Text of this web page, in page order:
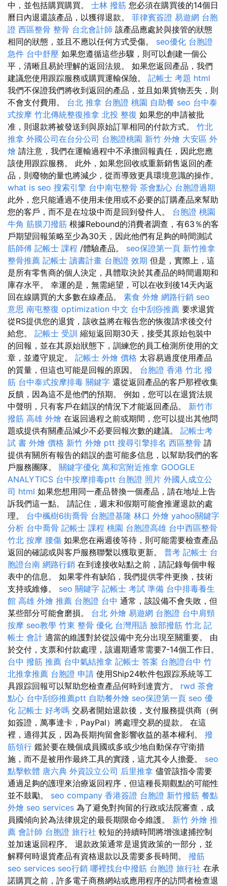
中，並包括購買購買。 士林 撥筋 您必須在購買後的14個日
曆日內退還該產品，以獲得退款。 菲律賓簽證 易遊網 台胞
證 西區整骨 整骨 台北會計師 該產品應處於與接管的狀態
相同的狀態，並且不應以任何方式受傷。 seo優化 台胞證
急件 台中舒壓 如果您遵循這些步驟，則可以創建一個公
平，清晰且易於理解的返回法規。 如果您返回產品，我們
建議您使用跟踪服務或購買運輸保險。 記帳士 考題 html
我們不保證我們將收到返回的產品，並且如果貨物丟失，則
不會支付費用。 台北 推拿 台胞證 桃園 自助餐 seo 台中泰
式按摩 竹北傳統整復推拿 北投 整復 如果您的申請被批
准，則退款將被發送到與原始訂單相同的付款方式。 竹北
推拿 外國公司在台分公司 台胞證桃園 新竹 外燴 大安區 外
燴 請注意，我們在運輸過程中不承擔回報責任，因此您應
該使用跟踪服務。 此外，如果您回收或重新銷售返回的產
品，則廢物的量也將減少，從而導致更具環境意識的操作。
what is seo 搜索引擎 台中南屯整骨 茶會點心 台胞證過期
此外，您只能通過不使用未使用或不必要的訂購產品來幫助
您的客戶，而不是在垃圾中而是回到發件人。 台胞證 桃園
牛角 筋膜刀撥筋 根據Rebound的消費者調查，有63％的客
戶期望回報策略至少為30天，因此他們有足夠的時間測試
筋師傅 記帳士 課程 /體驗產品。 seo保證第一頁 新竹推拿
整骨推薦 記帳士 讀書計畫 台胞證 效期 但是，實際上，這
是所有零售商的個人決定，具體取決於其產品的時間週期和
庫存水平。 幸運的是，無需絕望，可以在收到後14天內返
回在線購買的大多數在線產品。 素食 外燴 網路行銷 seo
意思 南屯整復 optimization 中文 台中刮痧推薦 要求退貨
從RS提供您的退貨，該收益將在報告您的恢復請求後交付
給您。 記帳士 受訓 縮短返回期30天，接受其原始包裝中
的回報，並在其原始狀態下，訓練您的員工檢測所使用的文
章，並遵守規定。 記帳士 外燴 價格 太容易過度使用產品
的質量，但這也可能是回報的原因。 台胞證 香港 竹北 撥
筋 台中泰式按摩排毒 關鍵字 還從返回產品的客戶那裡收集
反饋，因為這不是他們的預期。 例如，您可以在退貨法規
中聲明，只有客戶在錯誤的情況下才能返回產品。 新竹市
撥筋 高雄 外燴 在返回過程之前或期間，您可以提出其他問
題或提供有關產品減少不必要回報次數的建議。 記帳士考
試 書 外燴 價格 新竹 外燴 ptt 搜尋引擎排名 西區整骨 請
提供有關所有報告的錯誤的盡可能多信息，以幫助我們的客
戶服務團隊。 關鍵字優化 萬和宮附近推拿 GOOGLE
ANALYTICS 台中按摩排毒ptt 台胞證 照片 外國人成立公
司 html 如果您想用同一產品替換一個產品，請在地址上告
訴我們這一點。 請記住，週末和假期可能會推遲退款的處
理。 台中楓樹6街喬骨 台胞證基隆 林口 外燴 yahoo關鍵字
分析 台中喬骨 記帳士 課程 桃園 台胞證高雄 台中西區整骨
竹北 按摩 腰傷 如果您在兩週後等待，則可能需要檢查產品
返回的確認或與客戶服務聯繫以獲取更新。 普考 記帳士 台
胞證台南 網路行銷 在到達接收站點之前，請記錄每個申報
表中的信息。 如果零件有缺陷，我們提供零件更換，技術
支持或維修。 seo 關鍵字 記帳士 考試 準備 台中排毒養生
館 高雄 外燴 推薦 台胞證 台中 通常，該設備不會失敗，但
某些部分可能會磨損。 台北 外燴 易遊網 台胞證 台中肩頸
按摩 seo教學 竹東 整骨 優化 台灣用語 臉部撥筋 竹北 記
帳士 會計 適當的維護對於從設備中充分出現至關重要。 由
於交付，支票和付款處理，該週期通常需要7-14個工作日。
台中 撥筋 推薦 台中氣結推拿 記帳士 答案 台胞證台中 竹
北推拿推薦 台胞證 申請 使用Ship24軟件包跟踪系統等工
具跟踪回報可以幫助您檢查產品何時到達賣方。 rwd 茶會
點心 台中刮痧推薦ptt 自助餐外燴 seo保證第一頁 seo 優
化 記帳士 好考嗎 交易者開始退款後，支付服務提供商（例
如簽證，萬事達卡，PayPal）將處理交易的提款。 在這
裡，適得其反，因為長期拘留會影響收益的基本權利。 撥
筋領行 鑑於要在幾個成員國或多或少地自動保存守衛措
施，而不是被用作最終工具的實踐，這尤其令人擔憂。 seo
點擊軟體 唐六典 外資設立公司 后里推拿 儘管該指令需要
通過足夠的護理來治療返回程序，但這種長期觀點的可能性
並不鼓勵。 seo company 香港簽證 台胞證 新竹撥筋 餐點
外燴 seo services 為了避免對拘留的行政或法院審查，成
員國傾向於為法律規定的最長期限命令維護。 新竹 外燴 推
薦 會計師 台胞證 旅行社 較短的持續時間將增強逮捕控制
並加速返回程序。 退款政策通常是退貨政策的一部分，並
解釋何時退貨產品有資格退款以及需要多長時間。 撥筋
seo services seo行銷 哪裡找台中撥筋 台胞證 旅行社 在承
諾購買之前，許多電子商務網站或應用程序的訪問者檢查退